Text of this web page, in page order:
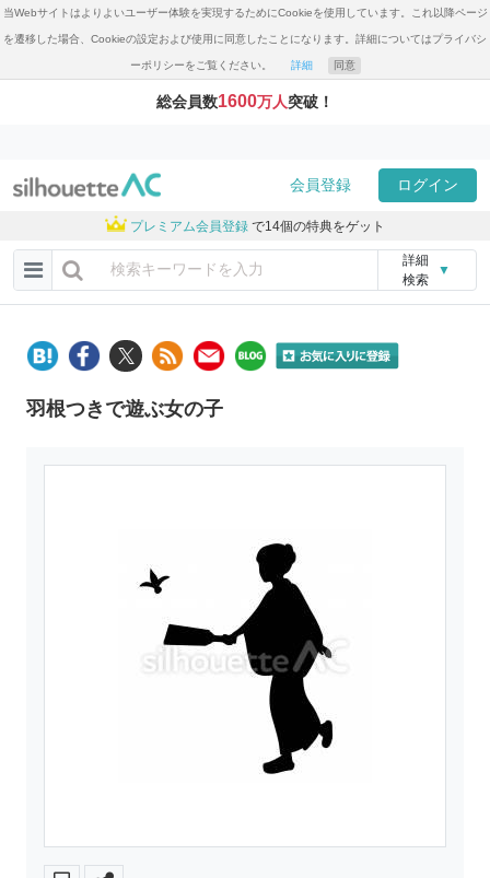
当Webサイトはよりよいユーザー体験を実現するためにCookieを使用しています。これ以降ページ
を遷移した場合、Cookieの設定および使用に同意したことになります。詳細についてはプライバシ
ーポリシーをご覧ください。 詳細 同意
総会員数1600万人突破！
会員登録 ログイン
プレミアム会員登録 で14個の特典をゲット
詳細
検索
▼
羽根つきで遊ぶ女の子